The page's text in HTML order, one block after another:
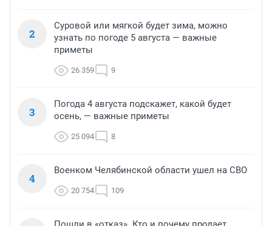
2
Суровой или мягкой будет зима, можно
узнать по погоде 5 августа — важные
приметы
26 359 9
3
Погода 4 августа подскажет, какой будет
осень, — важные приметы
25 094 8
4
Военком Челябинской области ушел на СВО
20 754 109